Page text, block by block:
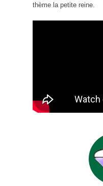
thème la petite reine.